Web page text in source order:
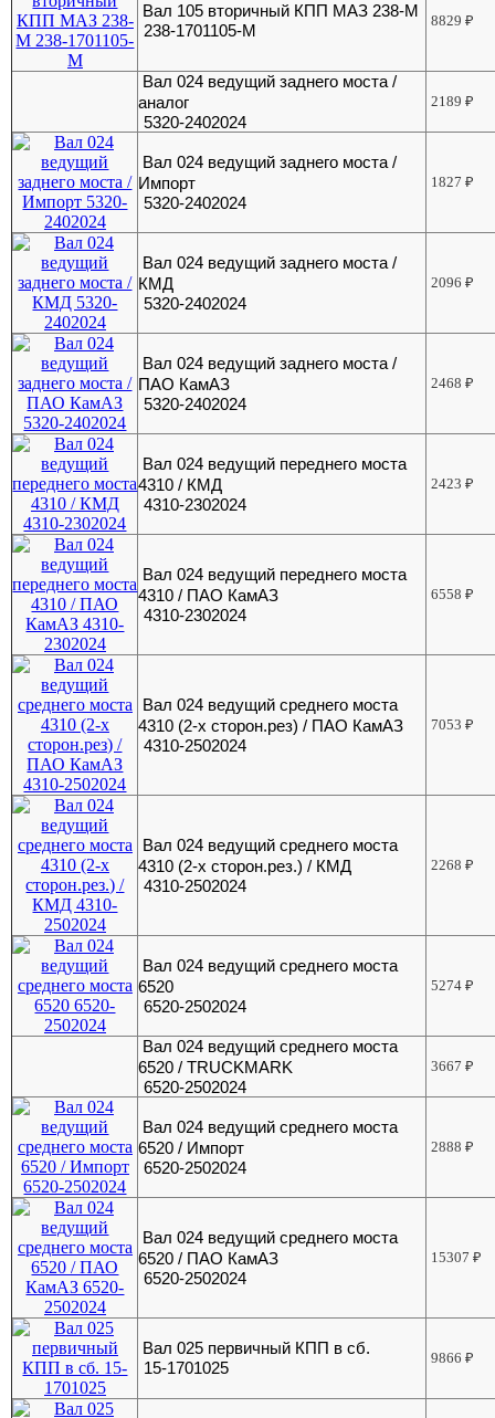
Вал 105 вторичный КПП МАЗ 238-М
238-1701105-М
8829₽
Вал 024 ведущий заднего моста /
аналог
5320-2402024
2189₽
Вал 024 ведущий заднего моста /
Импорт
5320-2402024
1827₽
Вал 024 ведущий заднего моста /
КМД
5320-2402024
2096₽
Вал 024 ведущий заднего моста /
ПАО КамАЗ
5320-2402024
2468₽
Вал 024 ведущий переднего моста
4310 / КМД
4310-2302024
2423₽
Вал 024 ведущий переднего моста
4310 / ПАО КамАЗ
4310-2302024
6558₽
Вал 024 ведущий среднего моста
4310 (2-х сторон.рез) / ПАО КамАЗ
4310-2502024
7053₽
Вал 024 ведущий среднего моста
4310 (2-х сторон.рез.) / КМД
4310-2502024
2268₽
Вал 024 ведущий среднего моста
6520
6520-2502024
5274₽
Вал 024 ведущий среднего моста
6520 / TRUCKMARK
6520-2502024
3667₽
Вал 024 ведущий среднего моста
6520 / Импорт
6520-2502024
2888₽
Вал 024 ведущий среднего моста
6520 / ПАО КамАЗ
6520-2502024
15307₽
Вал 025 первичный КПП в сб.
15-1701025
9866₽